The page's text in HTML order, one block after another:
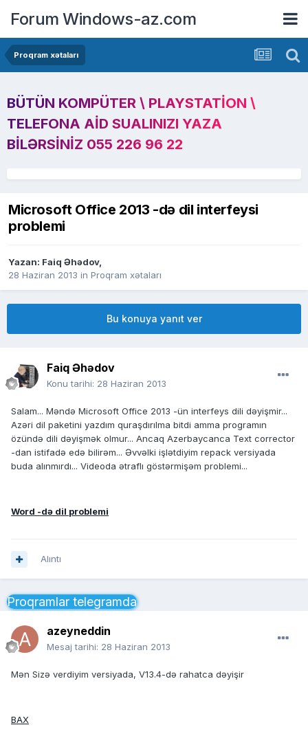
Forum Windows-az.com
Proqram xətaları
BÜTÜN KOMPÜTER \ PLAYSTATION \
TELEFONA AID SUALINIZI YAZA
BILƏRSINIZ 055 226 96 22
Microsoft Office 2013 -də dil interfeysi
problemi
Yazan: Faiq Əhədov,
28 Haziran 2013 in Proqram xətaları
Bu konuya yanıt ver
Faiq Əhədov
Konu tarihi: 28 Haziran 2013
Salam... Məndə Microsoft Office 2013 -ün interfeys dili dəyişmir...
Azəri dil paketini yazdım quraşdırılma bitdi amma programın
özündə dili dəyişmək olmur... Ancaq Azerbaycanca Text corrector
-dan istifadə edə bilirəm... Əvvəlki işlətdiyim repack versiyada
buda alınmırdı... Videoda ətraflı göstərmişəm problemi...
Word -də dil problemi
Alıntı
Proqramlar telegramda
azeyneddin
Mesaj tarihi: 28 Haziran 2013
Mən Sizə verdiyim versiyada, V13.4-də rahatca dəyişir
BAX